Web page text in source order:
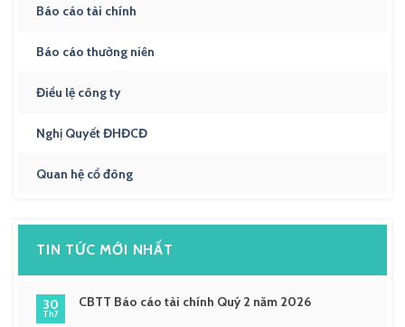
Báo cáo tài chính
Báo cáo thường niên
Điều lệ công ty
Nghị Quyết ĐHĐCĐ
Quan hệ cổ đông
TIN TỨC MỚI NHẤT
30
Th7
CBTT Báo cáo tài chính Quý 2 năm 2026